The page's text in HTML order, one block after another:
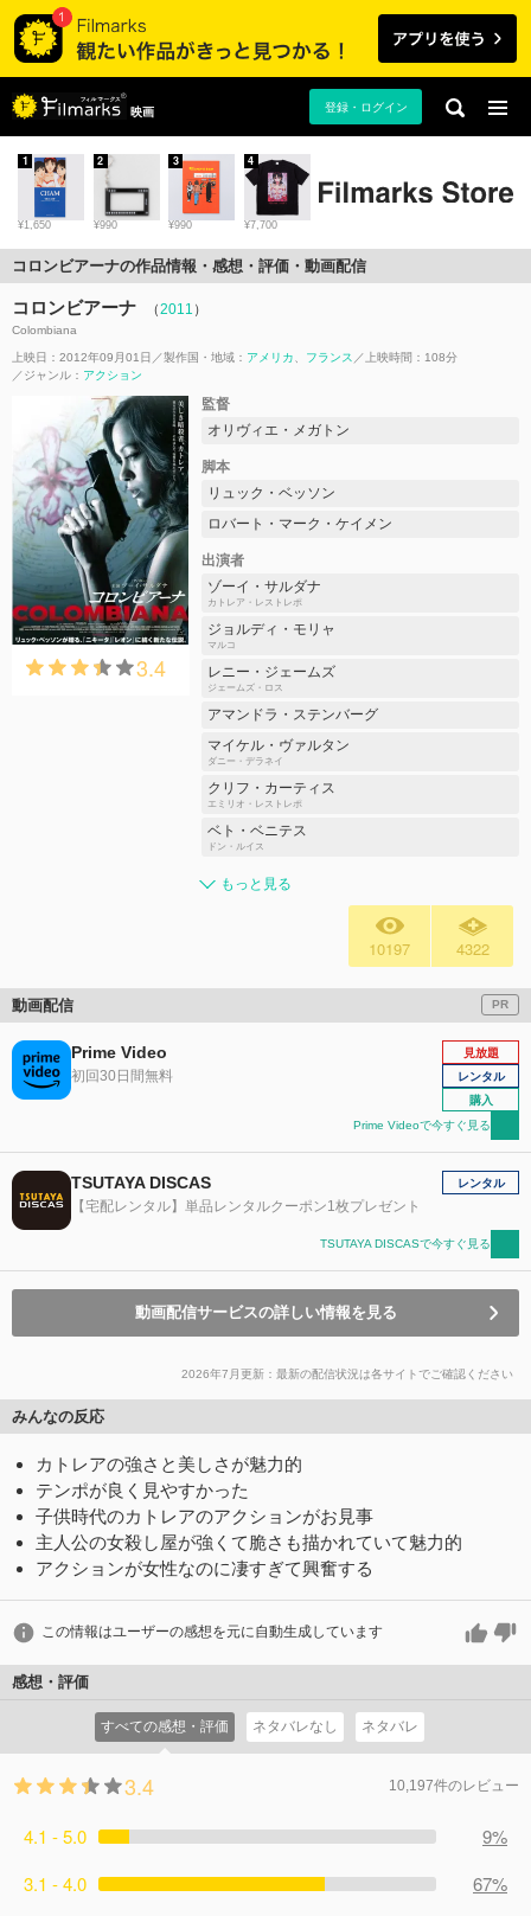
映画 登録・ログイン
¥1,650
1
¥990
2
¥990
3
¥7,700
4
コロンビアーナの作品情報・感想・評価・動画配信
コロンビアーナ （2011 ）
Colombiana
上映日：2012年09月01日 製作国・地域： アメリカ フランス
上映時間：108分
ジャンル： アクション
3.4
監督
オリヴィエ・メガトン
脚本
リュック・ベッソン
ロバート・マーク・ケイメン
出演者
ゾーイ・サルダナ
カトレア・レストレポ
ジョルディ・モリャ
マルコ
レニー・ジェームズ
ジェームズ・ロス
アマンドラ・ステンバーグ
マイケル・ヴァルタン
ダニー・デラネイ
クリフ・カーティス
エミリオ・レストレポ
ベト・ベニテス
ドン・ルイス
もっと見る
10197 4322
動画配信 PR
Prime Video
初回30日間無料
見放題
レンタル
購入
Prime Videoで今すぐ見る
TSUTAYA DISCAS
【宅配レンタル】単品レンタルクーポン1枚プレゼント
レンタル
TSUTAYA DISCASで今すぐ見る
動画配信サービスの詳しい情報を見る
2026年7月更新：最新の配信状況は各サイトでご確認ください
みんなの反応
カトレアの強さと美しさが魅力的
テンポが良く見やすかった
子供時代のカトレアのアクションがお見事
主人公の女殺し屋が強くて脆さも描かれていて魅力的
アクションが女性なのに凄すぎて興奮する
この情報はユーザーの感想を元に自動生成しています
感想・評価
すべての感想・評価 ネタバレなし ネタバレ
3.4 10,197件のレビュー
4.1 - 5.0
9%
3.1 - 4.0
67%